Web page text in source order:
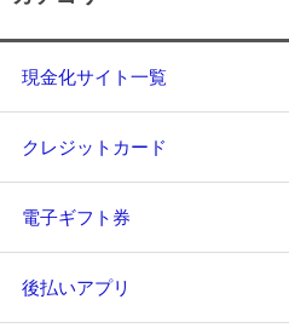
現金化サイト一覧
クレジットカード
電子ギフト券
後払いアプリ